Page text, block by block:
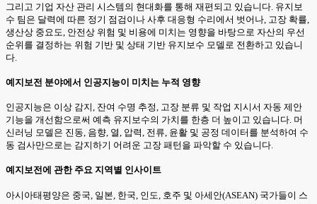
그리고 기업 자산 관리 시스템의 현대화를 통해 재편되고 있습니다. 유지보
수 팀은 달력에 따른 정기 점검이나 사후 대응형 수리에서 벗어나, 고장 확률,
생산상 중요도, 안전상 위험 및 비용에 미치는 영향을 바탕으로 자산의 우선
순위를 결정하는 위험 기반 및 상태 기반 유지보수 모델로 전환하고 있습니
다.
예지보전 분야에서 인공지능이 미치는 누적 영향
인공지능은 이상 감지, 잔여 수명 추정, 고장 분류 및 작업 지시서 자동 제안
기능을 개선함으로써 예측 유지보수의 가치를 한층 더 높이고 있습니다. 머
신러닝 모델은 진동, 음향, 열, 압력, 전류, 윤활 및 공정 데이터를 분석하여 수
동 검사만으로는 감지하기 어려운 고장 패턴을 파악할 수 있습니다.
예지보전에 관한 주요 지역별 인사이트
아시아태평양은 중국, 일본, 한국, 인도, 호주 및 아세안(ASEAN) 국가들이 스